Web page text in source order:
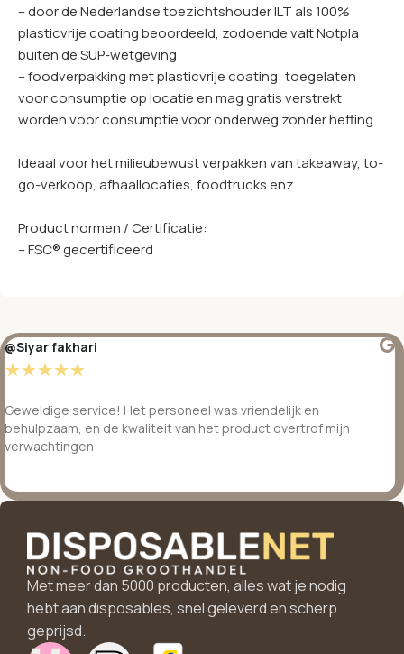
– door de Nederlandse toezichtshouder ILT als 100%
plasticvrije coating beoordeeld, zodoende valt Notpla
buiten de SUP-wetgeving
– foodverpakking met plasticvrije coating: toegelaten
voor consumptie op locatie en mag gratis verstrekt
worden voor consumptie voor onderweg zonder heffing
Ideaal voor het milieubewust verpakken van takeaway, to-
go-verkoop, afhaallocaties, foodtrucks enz.
Product normen / Certificatie:
– FSC® gecertificeerd
@Siyar fakhari
☆☆☆☆☆
Geweldige service! Het personeel was vriendelijk en
behulpzaam, en de kwaliteit van het product overtrof mijn
verwachtingen
Met meer dan 5000 producten, alles wat je nodig
hebt aan disposables, snel geleverd en scherp
geprijsd.